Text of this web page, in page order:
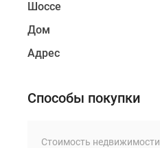
Шоссе
Дом
Адрес
Способы покупки
Стоимость недвижимости